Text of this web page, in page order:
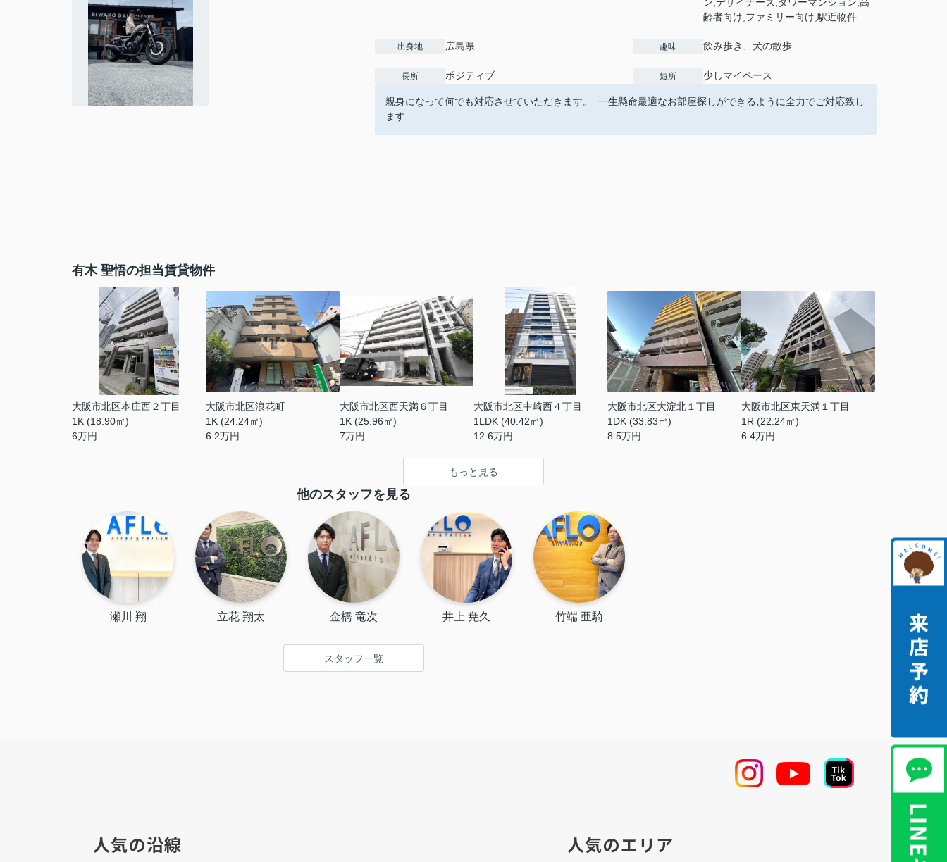
齢者向け,ファミリー向け,駅近物件
出身地 広島県 趣味 飲み歩き、犬の散歩
長所 ポジティブ 短所 少しマイペース
親身になって何でも対応させていただきます。 一生懸命最適なお部屋探しができるように全力でご対応致し
ます
有木 聖悟の担当賃貸物件
大阪市北区本庄西２丁目
1K (18.90㎡)
6万円
大阪市北区浪花町
1K (24.24㎡)
6.2万円
大阪市北区西天満６丁目
1K (25.96㎡)
7万円
大阪市北区中崎西４丁目
1LDK (40.42㎡)
12.6万円
大阪市北区大淀北１丁目
1DK (33.83㎡)
8.5万円
大阪市北区東天満１丁目
1R (22.24㎡)
6.4万円
もっと見る
他のスタッフを見る
瀬川 翔 立花 翔太 金橋 竜次 井上 尭久 竹端 亜騎
スタッフ一覧
人気の沿線 人気のエリア